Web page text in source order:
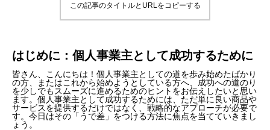
この記事のタイトルとURLをコピーする
はじめに：個人事業主として成功するために
皆さん、こんにちは！個人事業主としての道を歩み始めたばかり
の方、またはこれから始めようとしている方へ、成功への道のり
を少しでもスムーズに進めるためのヒントをお伝えしたいと思い
ます。個人事業主として成功するためには、ただ単に良い商品や
サービスを提供するだけではなく、戦略的なアプローチが必要で
す。今日はその「うで差」をつける方法に焦点を当てていきまし
ょう。